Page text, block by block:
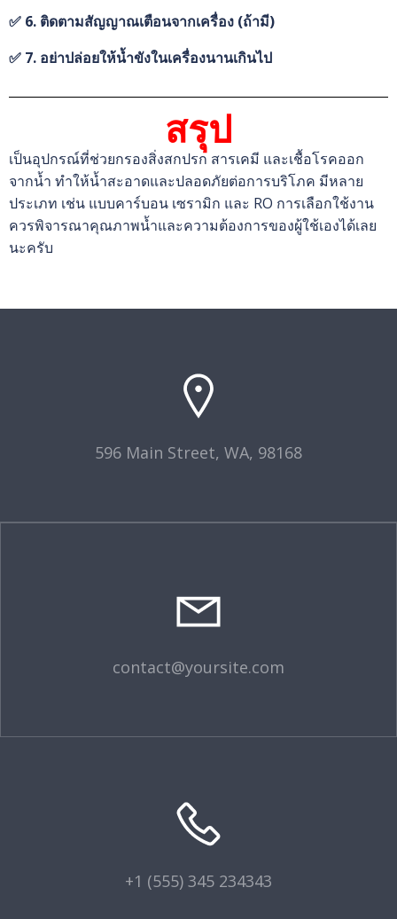
✅ 6. ติดตามสัญญาณเตือนจากเครื่อง (ถ้ามี)
✅ 7. อย่าปล่อยให้น้ำขังในเครื่องนานเกินไป
สรุป
เป็นอุปกรณ์ที่ช่วยกรองสิ่งสกปรก สารเคมี และเชื้อโรคออก
จากน้ำ ทำให้น้ำสะอาดและปลอดภัยต่อการบริโภค มีหลาย
ประเภท เช่น แบบคาร์บอน เซรามิก และ RO การเลือกใช้งาน
ควรพิจารณาคุณภาพน้ำและความต้องการของผู้ใช้เองได้เลย
นะครับ
596 Main Street, WA, 98168
contact@yoursite.com
+1 (555) 345 234343